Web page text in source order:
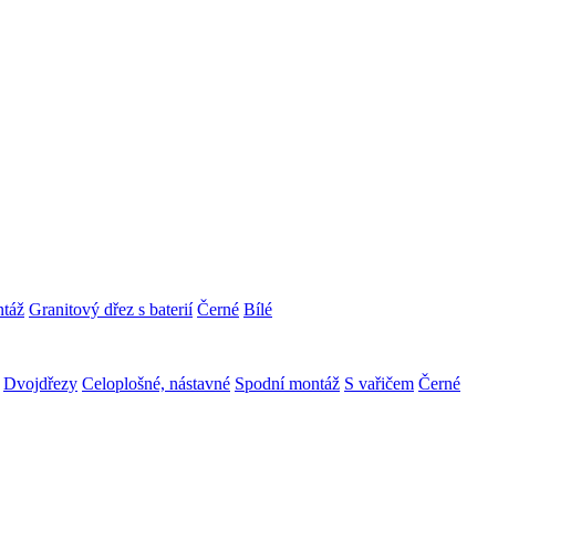
Granitový dřez s baterií Černé Bílé
Dvojdřezy Celoplošné, nástavné Spodní montáž S vařičem Černé